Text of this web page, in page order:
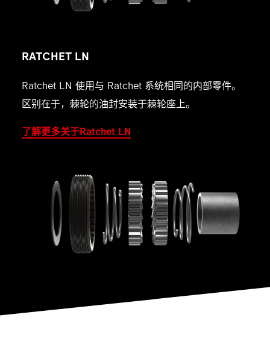
RATCHET LN
Ratchet LN 使用与 Ratchet 系统相同的内部零件。
区别在于，棘轮的油封安装于棘轮座上。
了解更多关于Ratchet LN